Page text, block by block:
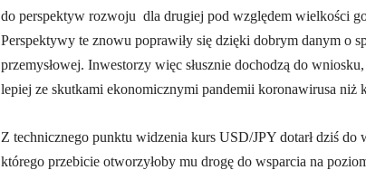
do perspektyw rozwoju dla drugiej pod względem wielkości
Perspektywy te znowu poprawiły się dzięki dobrym danym o
przemysłowej. Inwestorzy więc słusznie dochodzą do
lepiej ze skutkami ekonomicznymi pandemii koronawirusa niż
Z technicznego punktu widzenia kurs USD/JPY dotarł dziś do
którego przebicie otworzyłoby mu drogę do wsparcia na